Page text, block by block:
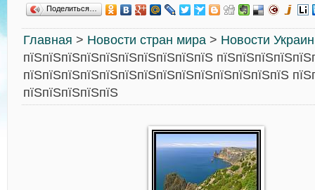
Поделиться…
Главная > Новости стран мира > Новости
пїЅпїЅпїЅпїЅпїЅпїЅпїЅпїЅпїЅпїЅ
пїЅпїЅпїЅпїЅпїЅпїЅпїЅпїЅпїЅпїЅпїЅпїЅпїЅпїЅ
пїЅпїЅпїЅпїЅпїЅ